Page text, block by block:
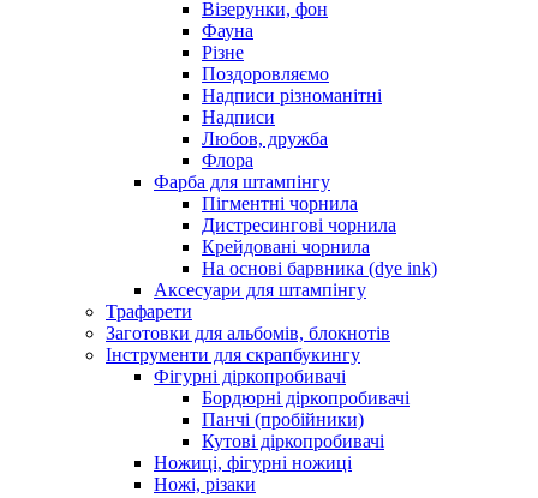
Візерунки, фон
Фауна
Різне
Поздоровляємо
Надписи різноманітні
Надписи
Любов, дружба
Флора
Фарба для штампінгу
Пігментні чорнила
Дистресингові чорнила
Крейдовані чорнила
На основі барвника (dye ink)
Аксесуари для штампінгу
Трафарети
Заготовки для альбомів, блокнотів
Інструменти для скрапбукингу
Фігурні діркопробивачі
Бордюрні діркопробивачі
Панчі (пробійники)
Кутові діркопробивачі
Ножиці, фігурні ножиці
Ножі, різаки